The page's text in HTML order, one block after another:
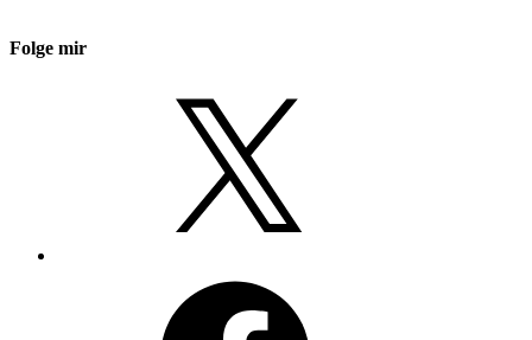
Folge mir